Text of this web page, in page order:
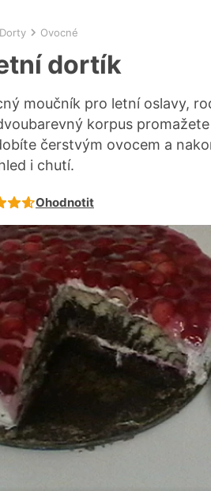
Dorty Ovocné
dortík
moučník pro letní oslavy,
korpus
čerstvým ovocem a
i chutí.
je Ohodnotit